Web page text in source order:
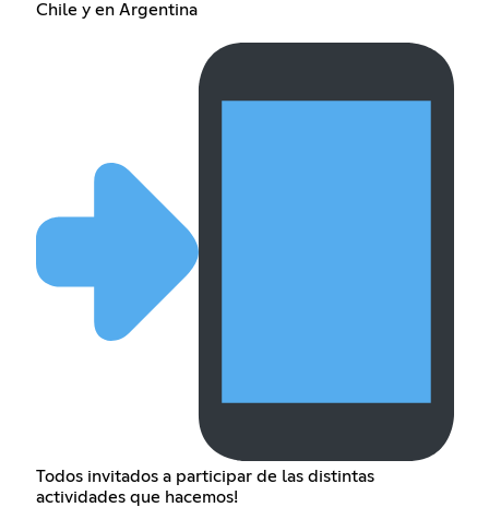
Chile y en Argentina
Todos invitados a participar de las distintas
actividades que hacemos!